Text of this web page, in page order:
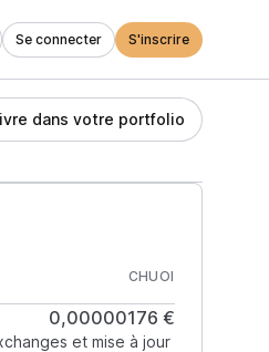
Se connecter S'inscrire
dans votre portfolio
CHUOI
0,00000176 €
et mise à jour